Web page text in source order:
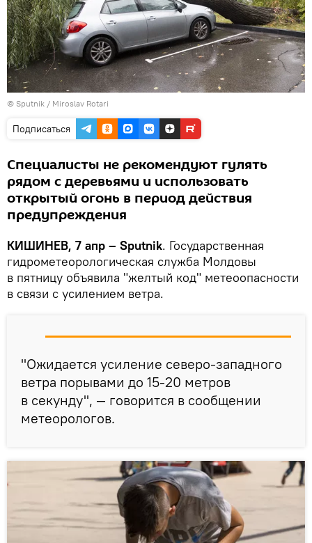
© Sputnik / Miroslav Rotari
Подписаться
Специалисты не рекомендуют гулять
рядом с деревьями и использовать
открытый огонь в период действия
предупреждения
КИШИНЕВ, 7 апр – Sputnik. Государственная
гидрометеорологическая служба Молдовы
в пятницу объявила "желтый код" метеоопасности
в связи с усилением ветра.
"Ожидается усиление северо-западного
ветра порывами до 15-20 метров
в cекунду", — говорится в сообщении
метеорологов.